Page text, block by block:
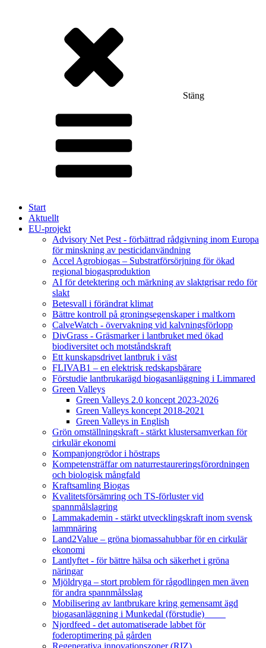
Stäng
Start
Aktuellt
EU-projekt
Advisory Net Pest - förbättrad rådgivning inom Europa
för minskning av pesticidanvändning
Accel Agrobiogas – Substratförsörjning för ökad
regional biogasproduktion
AI för detektering och märkning av slaktgrisar redo för
slakt
Betesvall i förändrat klimat
Bättre kontroll på groningsegenskaper i maltkorn
CalveWatch - övervakning vid kalvningsförlopp
DivGrass - Gräsmarker i lantbruket med ökad
biodiversitet och motståndskraft
Ett kunskapsdrivet lantbruk i väst
FLIVAB1 – en elektrisk redskapsbärare
Förstudie lantbrukarägd biogasanläggning i Limmared
Green Valleys
Green Valleys 2.0 koncept 2023-2026
Green Valleys koncept 2018-2021
Green Valleys in English
Grön omställningskraft - stärkt klustersamverkan för
cirkulär ekonomi
Kompanjongrödor i höstraps
Kompetensträffar om naturrestaureringsförordningen
och biologisk mångfald
Kraftsamling Biogas
Kvalitetsförsämring och TS-förluster vid
spannmålslagring
Lammakademin - stärkt utvecklingskraft inom svensk
lammnäring
Land2Value – gröna biomassahubbar för en cirkulär
ekonomi
Lantlyftet - för bättre hälsa och säkerhet i gröna
näringar
Mjöldryga – stort problem för rågodlingen men även
för andra spannmålsslag
Mobilisering av lantbrukare kring gemensamt ägd
biogasanläggning i Munkedal (förstudie)
Njordfeed - det automatiserade labbet för
foderoptimering på gården
Regenerativa innovationszoner (RIZ)